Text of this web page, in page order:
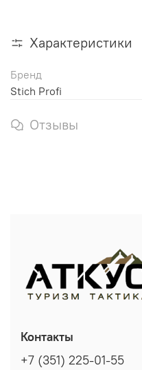
Характеристики
Бренд
Stich Profi
Отзывы
Контакты
+7 (351) 225-01-55